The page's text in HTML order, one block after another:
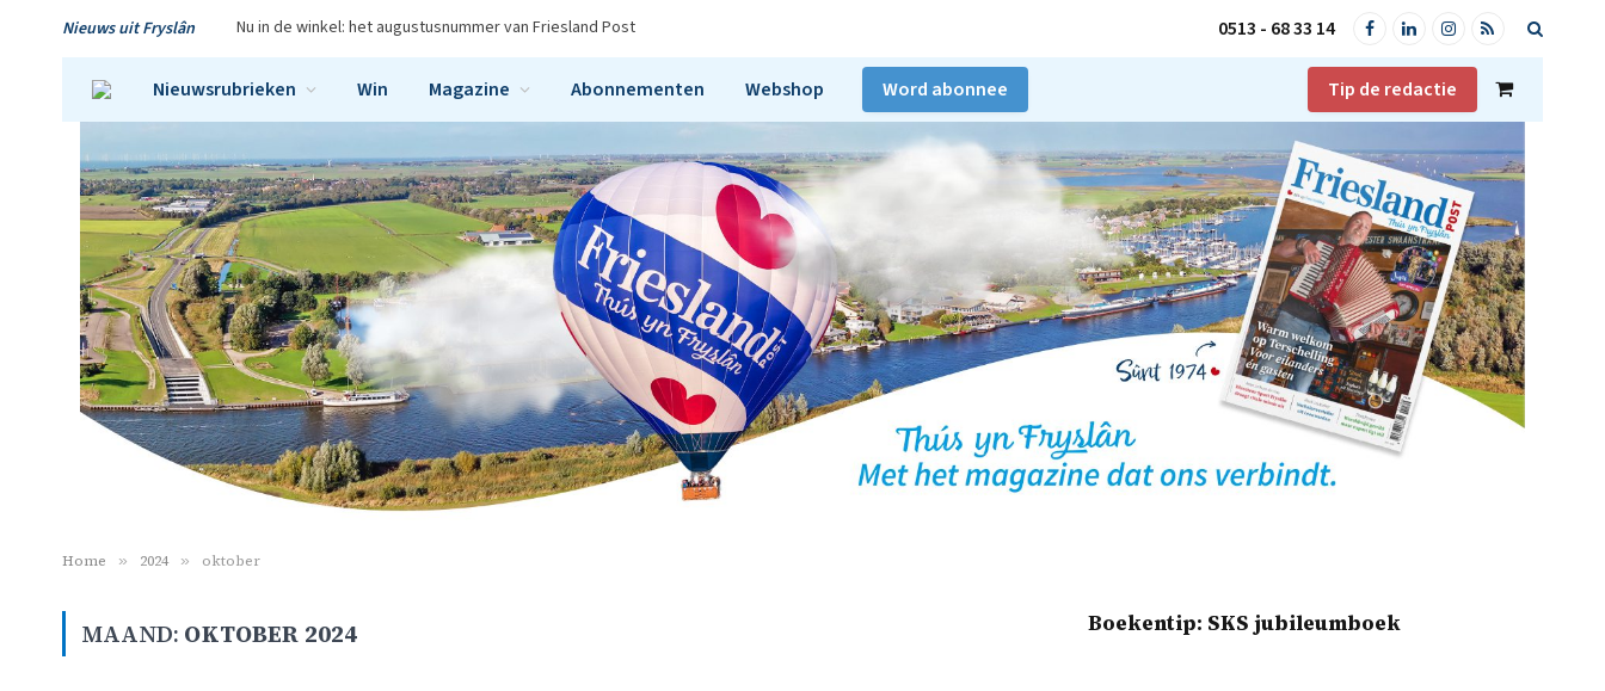
Nieuws uit Fryslân Nu in de winkel: het augustusnummer van Friesland Post 0513 - 68 33 14 FacebookLinkedInInstagram
RSS
Nieuwsrubrieken Win Magazine Abonnementen Webshop Word abonnee Tip de redactie
Shopping
Cart
Home » 2024 » oktober
MAAND: OKTOBER 2024 Boekentip: SKS jubileumboek